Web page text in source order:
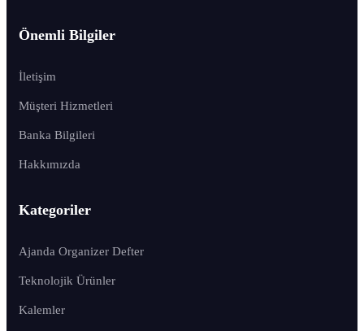
Önemli Bilgiler
İletişim
Müşteri Hizmetleri
Banka Bilgileri
Hakkımızda
Kategoriler
Ajanda Organizer Defter
Teknolojik Ürünler
Kalemler